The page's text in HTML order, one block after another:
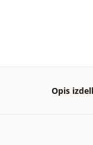
Opis